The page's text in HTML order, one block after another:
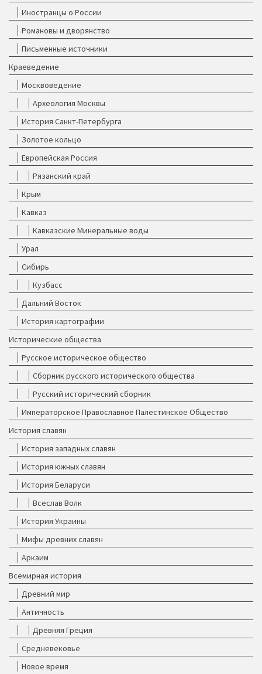
Иностранцы о России
Романовы и дворянство
Письменные источники
Краеведение
Москвоведение
Археология Москвы
История Санкт-Петербурга
Золотое кольцо
Европейская Россия
Рязанский край
Крым
Кавказ
Кавказские Минеральные воды
Урал
Сибирь
Кузбасс
Дальний Восток
История картографии
Исторические общества
Русское историческое общество
Сборник русского исторического общества
Русский исторический сборник
Императорское Православное Палестинское Общество
История славян
История западных славян
История южных славян
История Беларуси
Всеслав Волк
История Украины
Мифы древних славян
Аркаим
Всемирная история
Древний мир
Античность
Древняя Греция
Средневековье
Новое время